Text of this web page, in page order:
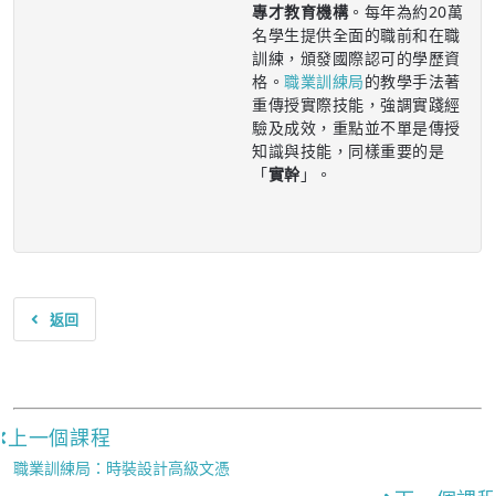
專才教育機構。每年為約20萬
名學生提供全面的職前和在職
訓練，頒發國際認可的學歷資
格。 職業訓練局的教學手法著
重傳授實際技能，強調實踐經
驗及成效，重點並不單是傳授
知識與技能，同樣重要的是
「實幹」。
返回
上一個課程
職業訓練局：時裝設計高級文憑